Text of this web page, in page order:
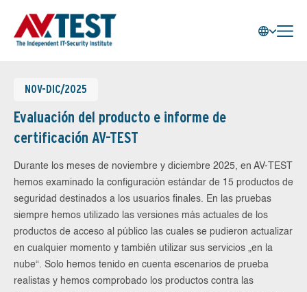
NOV-DIC/2025
Evaluación del producto e informe de
certificación AV-TEST
Durante los meses de noviembre y diciembre 2025, en AV-TEST
hemos examinado la configuración estándar de 15 productos de
seguridad destinados a los usuarios finales. En las pruebas
siempre hemos utilizado las versiones más actuales de los
productos de acceso al público las cuales se pudieron actualizar
en cualquier momento y también utilizar sus servicios „en la
nube“. Solo hemos tenido en cuenta escenarios de prueba
realistas y hemos comprobado los productos contra las